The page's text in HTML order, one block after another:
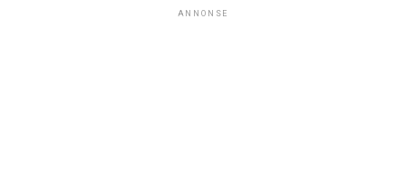
ANNONSE